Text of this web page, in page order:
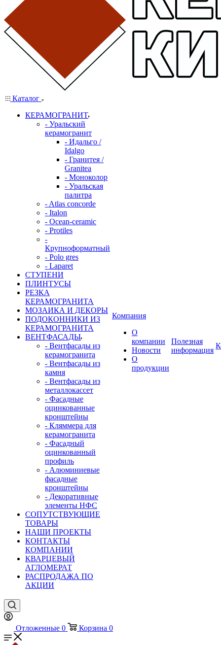
Каталог
КЕРАМОГРАНИТ
- Уральский
керамогранит
- Идальго /
Idalgo
- Гранитея /
Granitea
- Моноколор
- Уральская
палитра
- Atlas concorde
- Italon
- Ocean-ceramic
- Protiles
-
Крупноформатный
- Polo gres
- Laparet
СТУПЕНИ
ПЛИНТУСЫ
РЕЗКА
КЕРАМОГРАНИТА
МОЗАИКА И ДЕКОРЫ
ПОДОКОННИКИ ИЗ
КЕРАМОГРАНИТА
ВЕНТФАСАДЫ
- Вентфасады из
керамогранита
- Вентфасады из
камня
- Вентфасады из
металлокассет
- Фасадные
оцинкованные
кронштейны
- Кляммера для
керамогранита
- Фасадный
оцинкованный
профиль
- Алюминиевые
фасадные
кронштейны
- Декоративные
элементы НФС
СОПУТСТВУЮЩИЕ
ТОВАРЫ
НАШИ ПРОЕКТЫ
КОНТАКТЫ
КОМПАНИИ
КВАРЦЕВЫЙ
АГЛОМЕРАТ
РАСПРОДАЖА ПО
АКЦИИ
Компания
О
компании
Новости
О
продукции
Полезная
информация
Отложенные 0 Корзина 0